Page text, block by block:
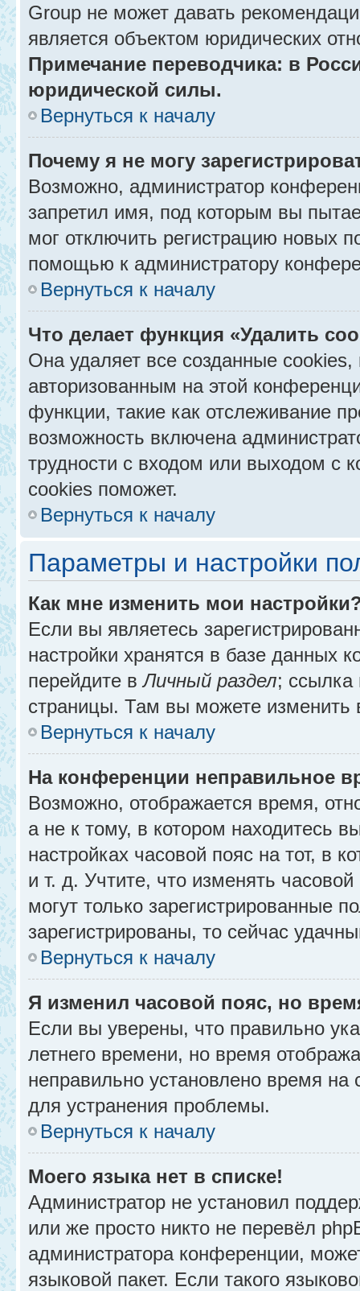
Group не может давать
является объектом юридических
Примечание переводчика: в
юридической силы.
Вернуться к началу
Почему я не могу
Возможно, администратор
запретил имя, под которым вы
мог отключить регистрацию новых
помощью к администратору
Вернуться к началу
Что делает функция «Удалить
Она удаляет все созданные
авторизованным на этой
функции, такие как отслеживание
возможность включена
трудности с входом или выходом с
cookies поможет.
Вернуться к началу
Параметры и настройки
Как мне изменить мои
Если вы являетесь
настройки хранятся в базе данных
перейдите вЛичный раздел; ссылка
страницы. Там вы можете изменить
Вернуться к началу
На конференции неправильное
Возможно, отображается время,
а не к тому, в котором находитесь
настройках часовой пояс на тот, в
и т. д. Учтите, что изменять
могут только зарегистрированные
зарегистрированы, то сейчас
Вернуться к началу
Я изменил часовой пояс, но
Если вы уверены, что правильно
летнего времени, но время
неправильно установлено время
для устранения проблемы.
Вернуться к началу
Моего языка нет в списке!
Администратор не установил
или же просто никто не перевёл
администратора конференции,
языковой пакет. Если такого